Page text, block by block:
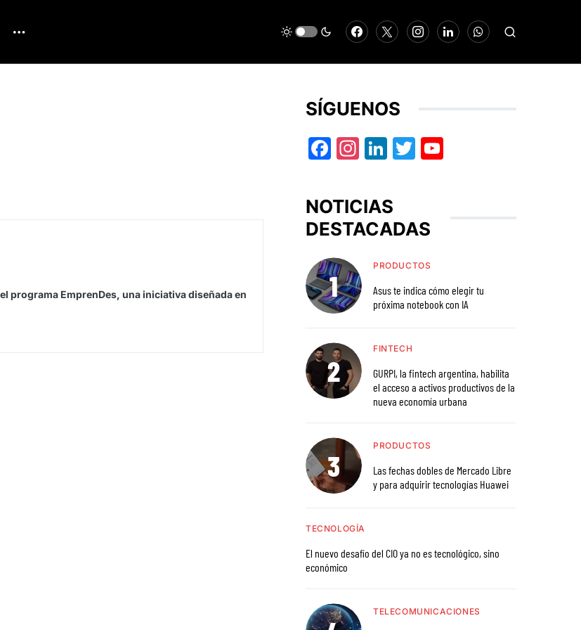
programa EmprenDes, una iniciativa diseñada en
SÍGUENOS
Facebook
Instagram
LinkedIn
Twitter
NOTICIAS
DESTACADAS
PRODUCTOS
Asus te indica cómo elegir tu
próxima notebook con IA
FINTECH
GURPI, la fintech argentina, habilita
el acceso a activos productivos de la
nueva economía urbana
PRODUCTOS
Las fechas dobles de Mercado Libre
y para adquirir tecnologías Huawei
TECNOLOGÍA
El nuevo desafío del CIO ya no es tecnológico, sino
económico
TELECOMUNICACIONES